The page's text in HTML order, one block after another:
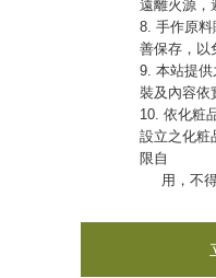
遠離火源，
8. 手作原
善保存，以
9. 本站提
裝及內容依
10. 依化粧
設立之化粧
限自
用，不得